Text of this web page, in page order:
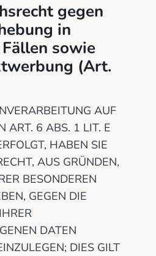
gegen
in
sowie
(Art.
AUF
ART. 6 ABS. 1 LIT. E
HABEN SIE
AUS GRÜNDEN,
BESONDEREN
GEGEN DIE
DATEN
DIES GILT